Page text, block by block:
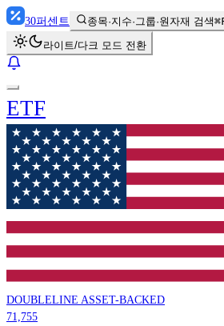
30퍼센트 종목·지수·그룹·원자재 검색
라이트/다크 모드 전환
ETF
DOUBLELINE ASSET-BACKED
71,755